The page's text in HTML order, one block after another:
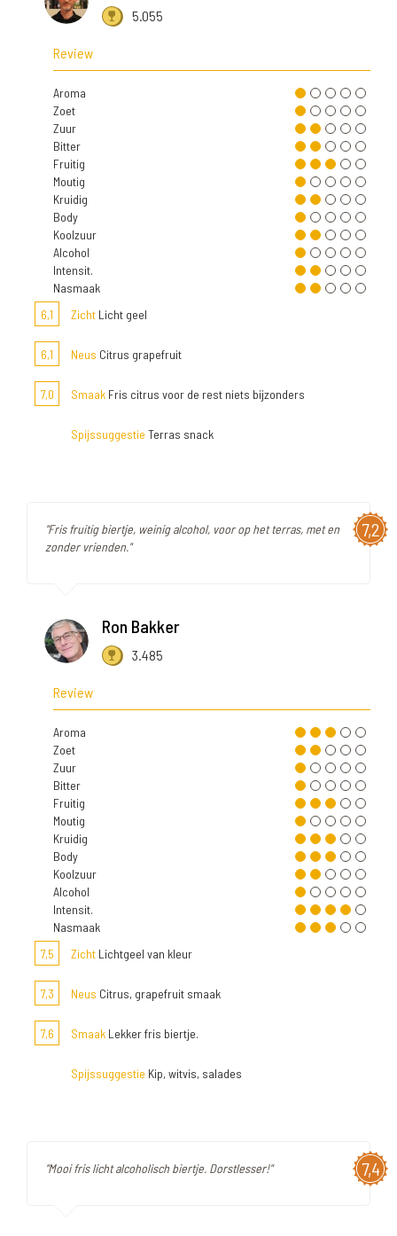
5.055
Review
Aroma
Zoet
Zuur
Bitter
Fruitig
Moutig
Kruidig
Body
Koolzuur
Alcohol
Intensit.
Nasmaak
6,1
Zicht Licht geel
6,1 Neus Citrus grapefruit
7,0 Smaak Fris citrus voor de rest niets bijzonders
Spijssuggestie Terras snack
7,2
"Fris fruitig biertje, weinig alcohol, voor op het terras, met en
zonder vrienden."
Ron Bakker
3.485
Review
Aroma
Zoet
Zuur
Bitter
Fruitig
Moutig
Kruidig
Body
Koolzuur
Alcohol
Intensit.
Nasmaak
7,5
Zicht Lichtgeel van kleur
7,3 Neus Citrus, grapefruit smaak
7,6 Smaak Lekker fris biertje.
Spijssuggestie Kip, witvis, salades
7,4
"Mooi fris licht alcoholisch biertje. Dorstlesser!"